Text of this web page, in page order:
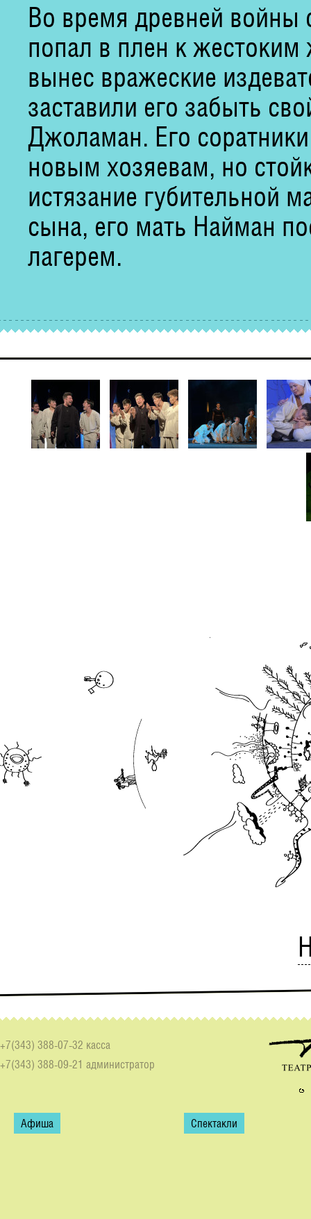
Во время древней
попал в плен к
вынес вражеские
заставили его забыть
Джоламан. Его
новым хозяевам, но
истязание губительной
сына, его мать Найман
лагерем.
+7(343) 388-07-32 касса
+7(343) 388-09-21 администратор
Афиша Спектакли